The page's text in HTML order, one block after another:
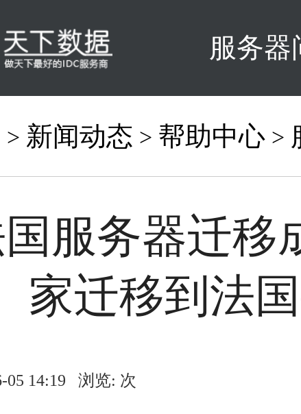
服务器
> 新闻动态 > 帮助中心 >
服务器迁移
家迁移到法
05 14:19 浏览: 次